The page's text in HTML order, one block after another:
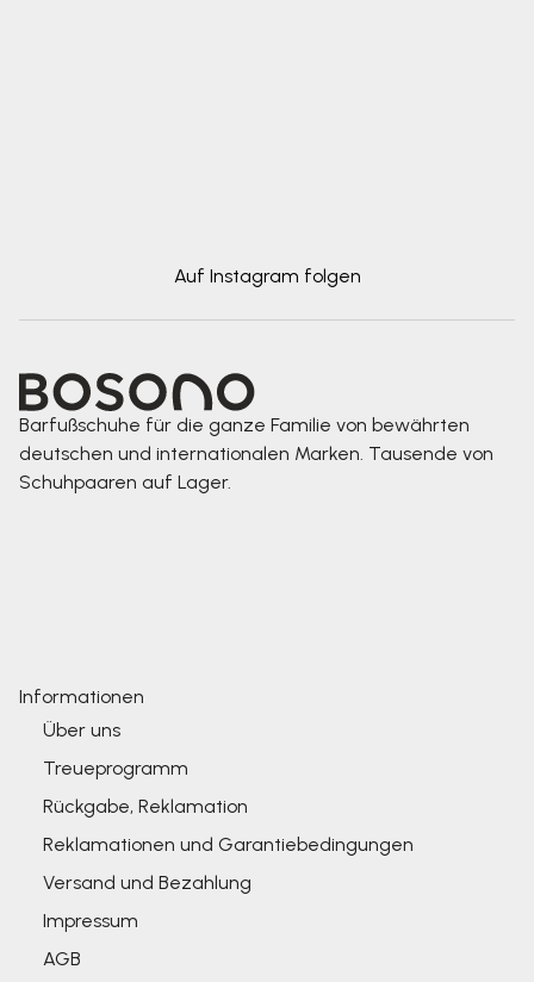
Auf Instagram folgen
Barfußschuhe für die ganze Familie von bewährten
deutschen und internationalen Marken. Tausende von
Schuhpaaren auf Lager.
Informationen
Über uns
Treueprogramm
Rückgabe, Reklamation
Reklamationen und Garantiebedingungen
Versand und Bezahlung
Impressum
AGB